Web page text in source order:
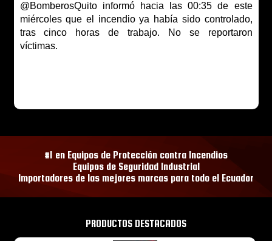
@BomberosQuito informó hacia las 00:35 de este
miércoles que el incendio ya había sido controlado,
tras cinco horas de trabajo. No se reportaron
víctimas.
#1 en Equipos de Protección contra Incendios
Equipos de Seguridad Industrial
Importadores de las mejores marcas para todo el Ecuador
PRODUCTOS DESTACADOS